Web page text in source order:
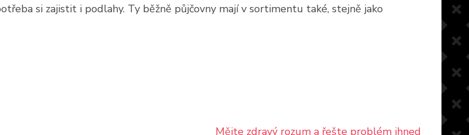
si zajistit i podlahy. Ty běžně půjčovny mají v sortimentu také, stejně jako
Mějte zdravý rozum a řešte problém ihned